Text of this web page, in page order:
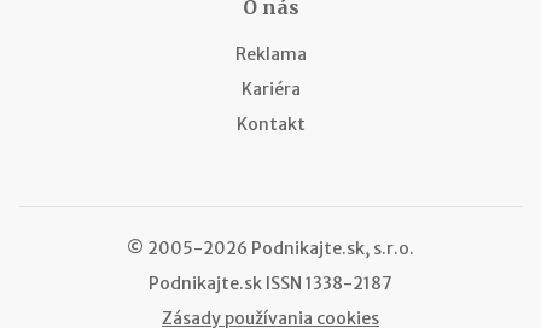
O nás
Reklama
Kariéra
Kontakt
© 2005-2026 Podnikajte.sk, s.r.o.
Podnikajte.sk ISSN 1338-2187
Zásady používania cookies